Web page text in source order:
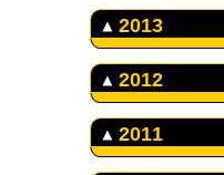
2013
2012
2011